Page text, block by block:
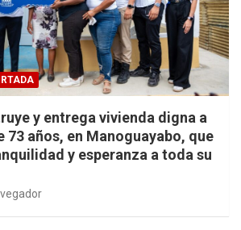
y entrega vivienda digna a
73 años, en Manoguayabo, que
y esperanza a toda su